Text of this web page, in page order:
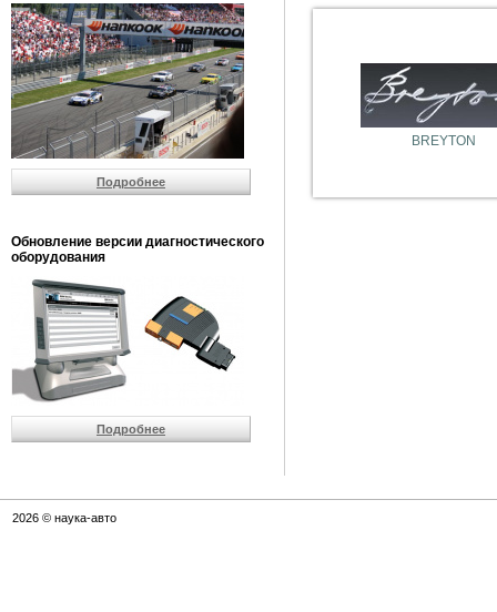
Подробнее
Обновление версии диагностического
оборудования
Подробнее
BREYTON
2026 © наука-авто